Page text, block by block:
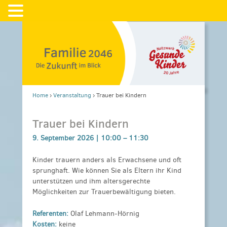
Home›Veranstaltung ›Trauer bei Kindern
Trauer bei Kindern
9. September 2026 | 10:00 – 11:30
Kinder trauern anders als Erwachsene und oft
sprunghaft. Wie können Sie als Eltern ihr Kind
unterstützen und ihm altersgerechte
Möglichkeiten zur Trauerbewältigung bieten.
Referenten: Olaf Lehmann-Hörnig
Kosten: keine